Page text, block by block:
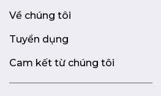
Về chúng tôi
Tuyển dụng
Cam kết từ chúng tôi